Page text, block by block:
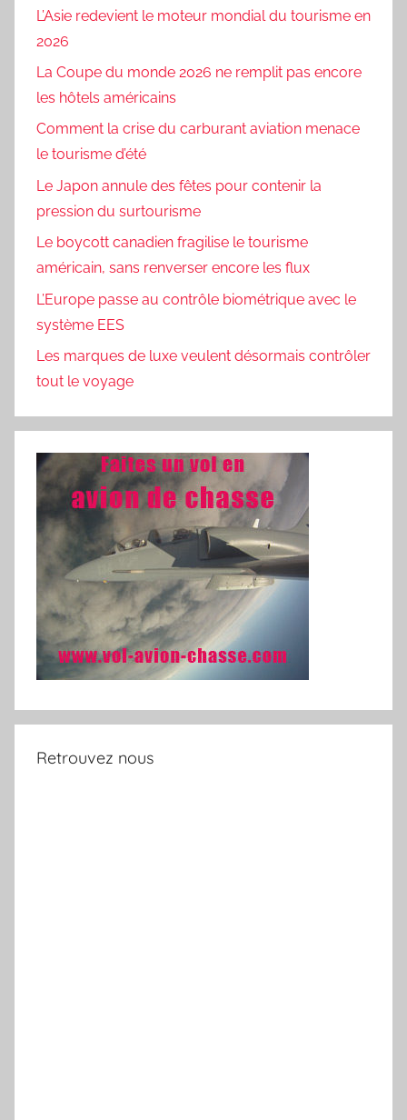
L’Asie redevient le moteur mondial du tourisme en
2026
La Coupe du monde 2026 ne remplit pas encore
les hôtels américains
Comment la crise du carburant aviation menace
le tourisme d’été
Le Japon annule des fêtes pour contenir la
pression du surtourisme
Le boycott canadien fragilise le tourisme
américain, sans renverser encore les flux
L’Europe passe au contrôle biométrique avec le
système EES
Les marques de luxe veulent désormais contrôler
tout le voyage
Retrouvez nous